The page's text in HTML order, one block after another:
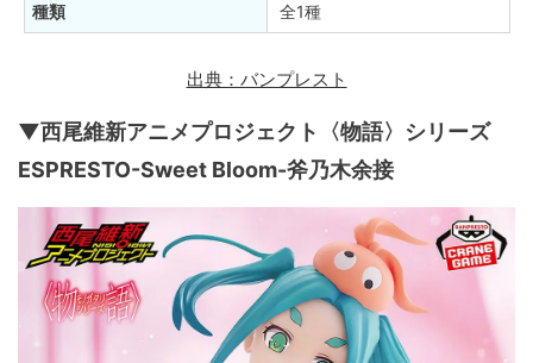
種類 全1種
出典：バンプレスト
▼西尾維新アニメプロジェクト〈物語〉シリーズ
ESPRESTO-Sweet Bloom-斧乃木余接